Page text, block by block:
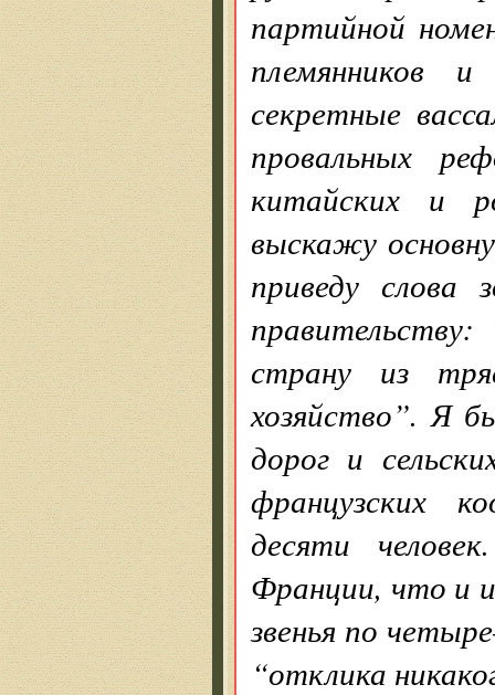
партийной
племянников
секретные
провальных
китайских и
выскажу
приведу слова
страну из
хозяйство”. Я
дорог и
французских
десяти
Франции, что и
звенья по
“отклика